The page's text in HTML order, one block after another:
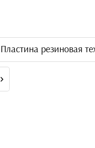
Пластина резиновая